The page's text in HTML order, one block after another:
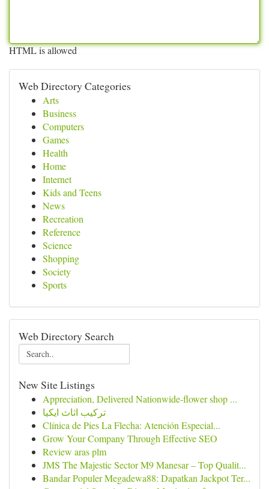
HTML is allowed
Web Directory Categories
Arts
Business
Computers
Games
Health
Home
Internet
Kids and Teens
News
Recreation
Reference
Science
Shopping
Society
Sports
Web Directory Search
New Site Listings
Appreciation, Delivered Nationwide-flower shop ...
تركيب اثاث ايكيا
Clínica de Pies La Flecha: Atención Especial...
Grow Your Company Through Effective SEO
Review aras plm
JMS The Majestic Sector M9 Manesar – Top Qualit...
Bandar Populer Megadewa88: Dapatkan Jackpot Ter...